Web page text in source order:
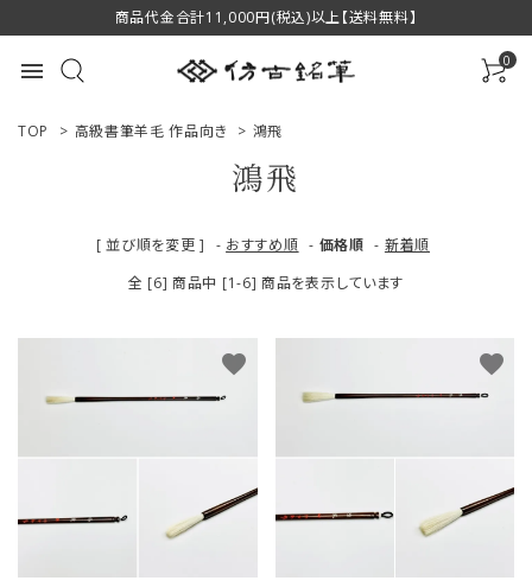
商品代金合計11,000円(税込)以上【送料無料】
menu 0
ACCOUNT MENU
TOP > 高級書筆羊毛 作品向き > 鴻飛
鴻飛
[ 並び順を変更 ] - おすすめ順 - 価格順 - 新着順
全 [6] 商品中 [1-6] 商品を表示しています
favorite favorite